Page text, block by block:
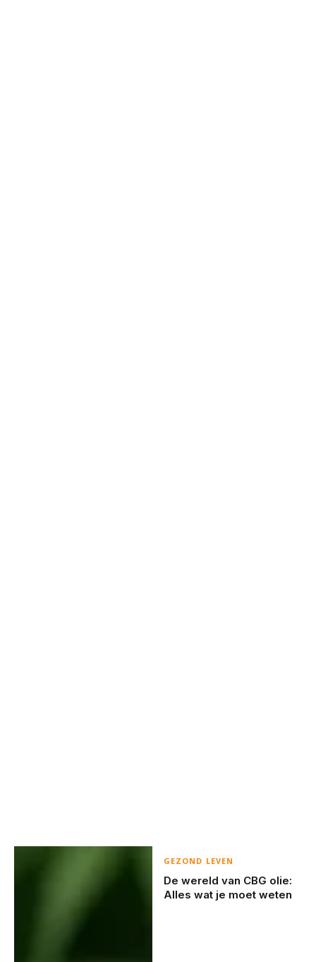
GEZOND LEVEN
De wereld van CBG olie:
Alles wat je moet weten